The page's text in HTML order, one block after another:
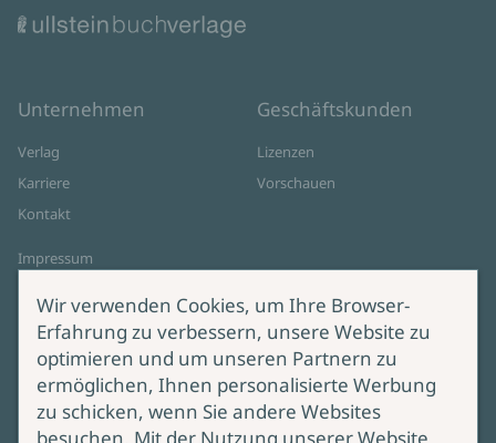
Unternehmen
Verlag
Karriere
Kontakt
Impressum
Cookie-Einstellungen
AGB Online Shop
Geschäftskunden
Lizenzen
Vorschauen
Service Produktsicherheit
Wir verwenden Cookies, um Ihre Browser-
Erfahrung zu verbessern, unsere Website zu
optimieren und um unseren Partnern zu
ermöglichen, Ihnen personalisierte Werbung
zu schicken, wenn Sie andere Websites